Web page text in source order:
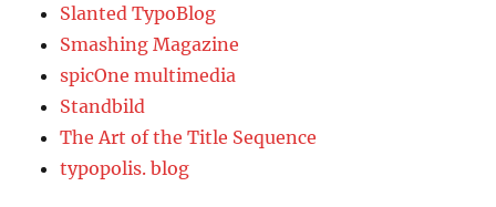
Slanted TypoBlog
Smashing Magazine
spicOne multimedia
Standbild
The Art of the Title Sequence
typopolis. blog